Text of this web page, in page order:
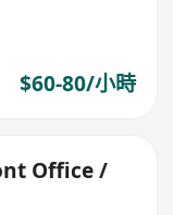
$60-80/小時
Office /